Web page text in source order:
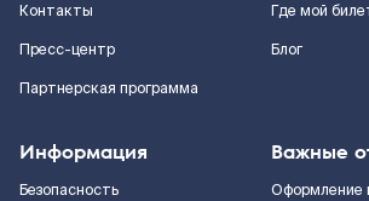
Контакты
Пресс-центр
Партнерская программа
Где мой
Блог
Информация
Безопасность
Важные
Оформление